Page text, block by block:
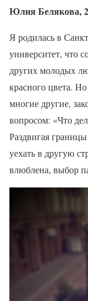
Юлия Белякова,
Я родилась в
университет, что
других молодых
красного цвета.
многие другие,
вопросом: «Что
Раздвигая
уехать в другую
влюблена, выбор